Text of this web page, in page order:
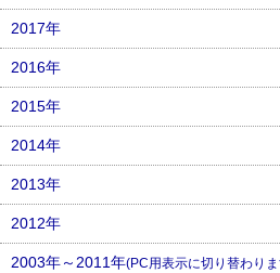
2017年
2016年
2015年
2014年
2013年
2012年
2003年～2011年(PC用表示に切り替わり